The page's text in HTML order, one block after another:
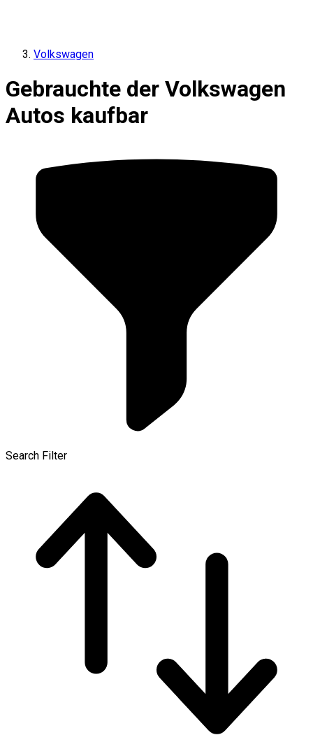
Volkswagen
Gebrauchte der Volkswagen
Autos kaufbar
Search Filter